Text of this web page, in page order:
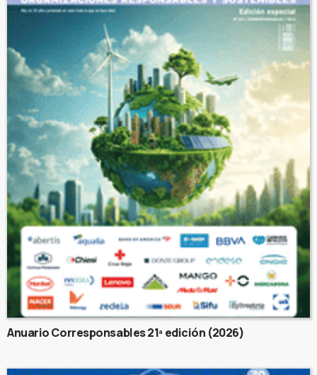
Anuario Corresponsables 21ª edición (2026)